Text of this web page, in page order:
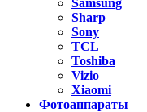
Samsung
Sharp
Sony
TCL
Toshiba
Vizio
Xiaomi
Фотоаппараты